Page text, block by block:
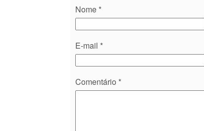
Nome *
E-mail *
Comentário *